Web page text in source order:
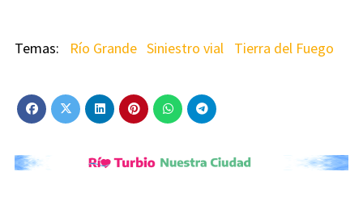
Río Grande Siniestro vial Tierra del Fuego